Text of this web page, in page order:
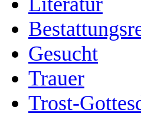
Gesucht
Trauer
Trost-